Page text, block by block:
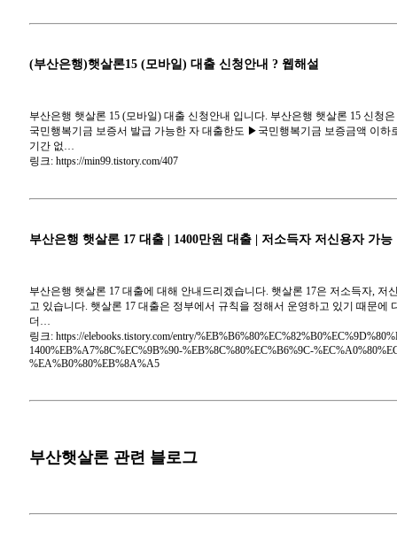
(부산은행)햇살론15 (모바일) 대출 신청안내 ? 웹해설
부산은행 햇살론 15 (모바일) 대출 신청안내 입니다. 부산은행 햇살론 15 신
국민행복기금 보증서 발급 가능한 자 대출한도 ▶국민행복기금 보증금액 이
기간 없…
링크: https://min99.tistory.com/407
부산은행 햇살론 17 대출 | 1400만원 대출 | 저소득자 저신용자 가능
부산은행 햇살론 17 대출에 대해 안내드리겠습니다. 햇살론 17은 저소득자,
고 있습니다. 햇살론 17 대출은 정부에서 규칙을 정해서 운영하고 있기 때문
더…
링크: https://elebooks.tistory.com/entry/
1400%EB%A7%8C%EC%9B%90-%EB%8C%80%EC%B6%9C-
%EA%B0%80%EB%8A%A5
부산햇살론 관련 블로그